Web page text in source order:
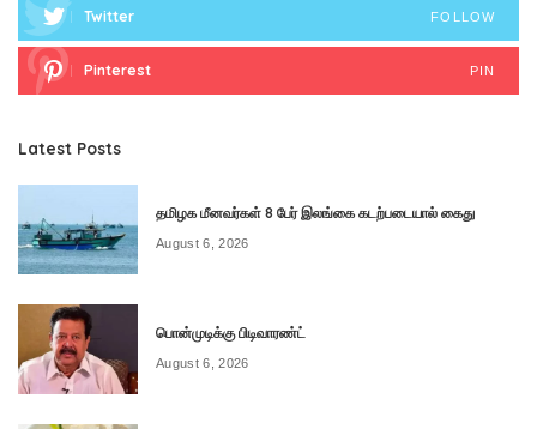
Twitter FOLLOW
Pinterest PIN
Latest Posts
தமிழக மீனவர்கள் 8 பேர் இலங்கை கடற்படையால் கைது
August 6, 2026
பொன்முடிக்கு பிடிவாரண்ட்
August 6, 2026